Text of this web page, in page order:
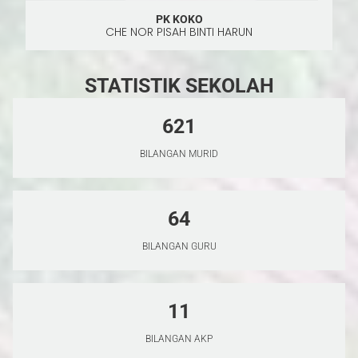
3SNET CLOUD
TIDAK RASMI
LAPORAN GURU BERTUGAS
TEMPAHAN BILIK KHAS
PK KOKO
CHE NOR PISAH BINTI HARUN
STATISTIK SEKOLAH
621
BILANGAN MURID
64
BILANGAN GURU
11
BILANGAN AKP